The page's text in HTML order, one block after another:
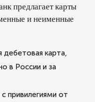
предлагает карты
и неименные
дебетовая карта,
в России и за
привилегиями от